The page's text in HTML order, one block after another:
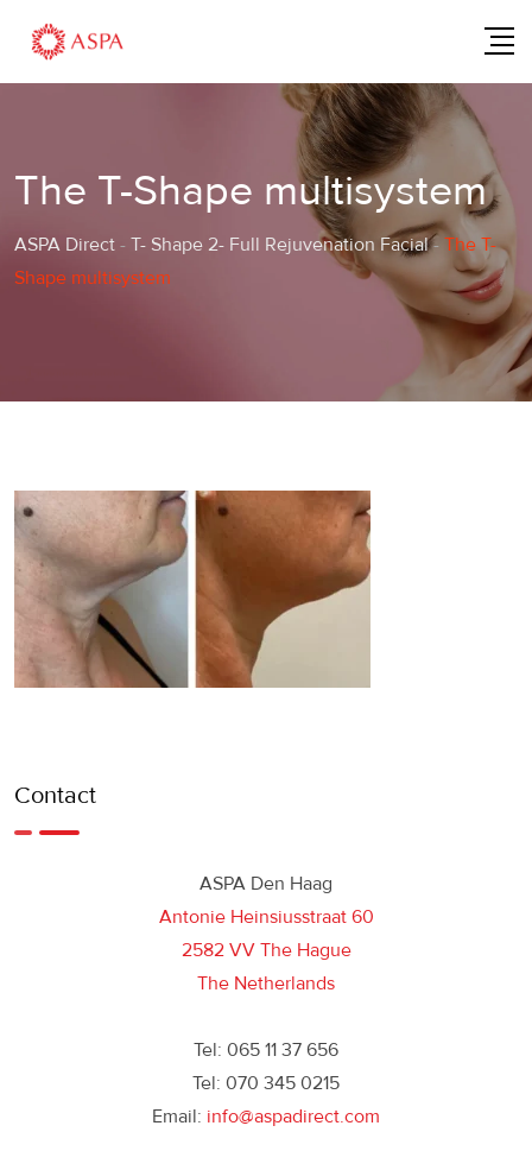
content
The T-Shape multisystem
ASPA Direct - T- Shape 2- Full Rejuvenation Facial- The T-
Shape multisystem
Contact
ASPA Den Haag
Antonie Heinsiusstraat 60
2582 VV The Hague
The Netherlands
Tel: 065 11 37 656
Tel: 070 345 0215
Email: info@aspadirect.com